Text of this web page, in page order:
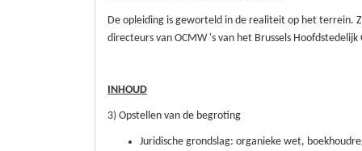
De opleiding is geworteld in de realiteit op het terrein.
directeurs van OCMW 's van het Brussels Hoofdstedelijk
INHOUD
3) Opstellen van de begroting
Juridische grondslag: organieke wet,